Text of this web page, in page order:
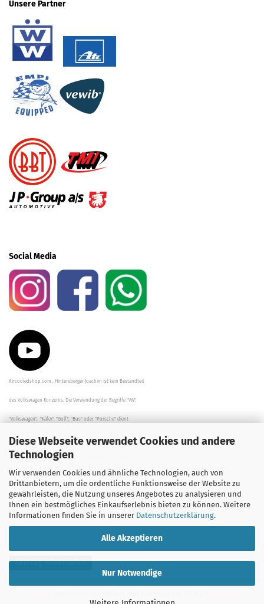
Diese Webseite verwendet Cookies und andere
Technologien
Wir verwenden Cookies und ähnliche Technologien, auch von
Drittanbietern, um die ordentliche Funktionsweise der Website zu
gewährleisten, die Nutzung unseres Angebotes zu analysieren und
Ihnen ein bestmögliches Einkaufserlebnis bieten zu können. Weitere
Informationen finden Sie in unserer Datenschutzerklärung.
Alle Akzeptieren
Nur Notwendige
Unsere Partner
Social Media
Aircooledshop.com , Hintersberger Joachim ist kein Bestandteil
des Volkswagen Konzerns. Die Verwendung der Begriffe "VW",
"Volkswagen", "Käfer", "Golf", "Bus" oder "Porsche" dient
der Beschreibung der Teile und stellt in keinem Fall eine direkte
Verbindung zu dem Unternehmen "Volkswagen" her/da.
Die Beschreibungen, Zeichnungen und Angaben zur
Verwendung sind sorgfältig überprüft worden.
Vertrag widerrufen